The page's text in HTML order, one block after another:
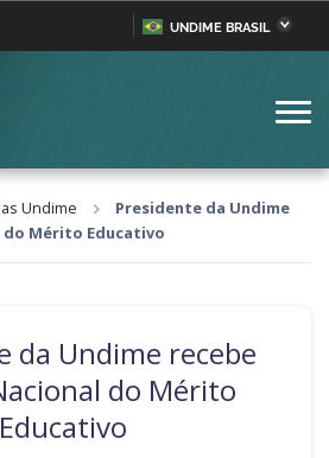
UNDIME BRASIL
Maranhão
Paraná
Undime
Presidente da Undime
do Mérito Educativo
da Undime recebe
do Mérito
Educativo